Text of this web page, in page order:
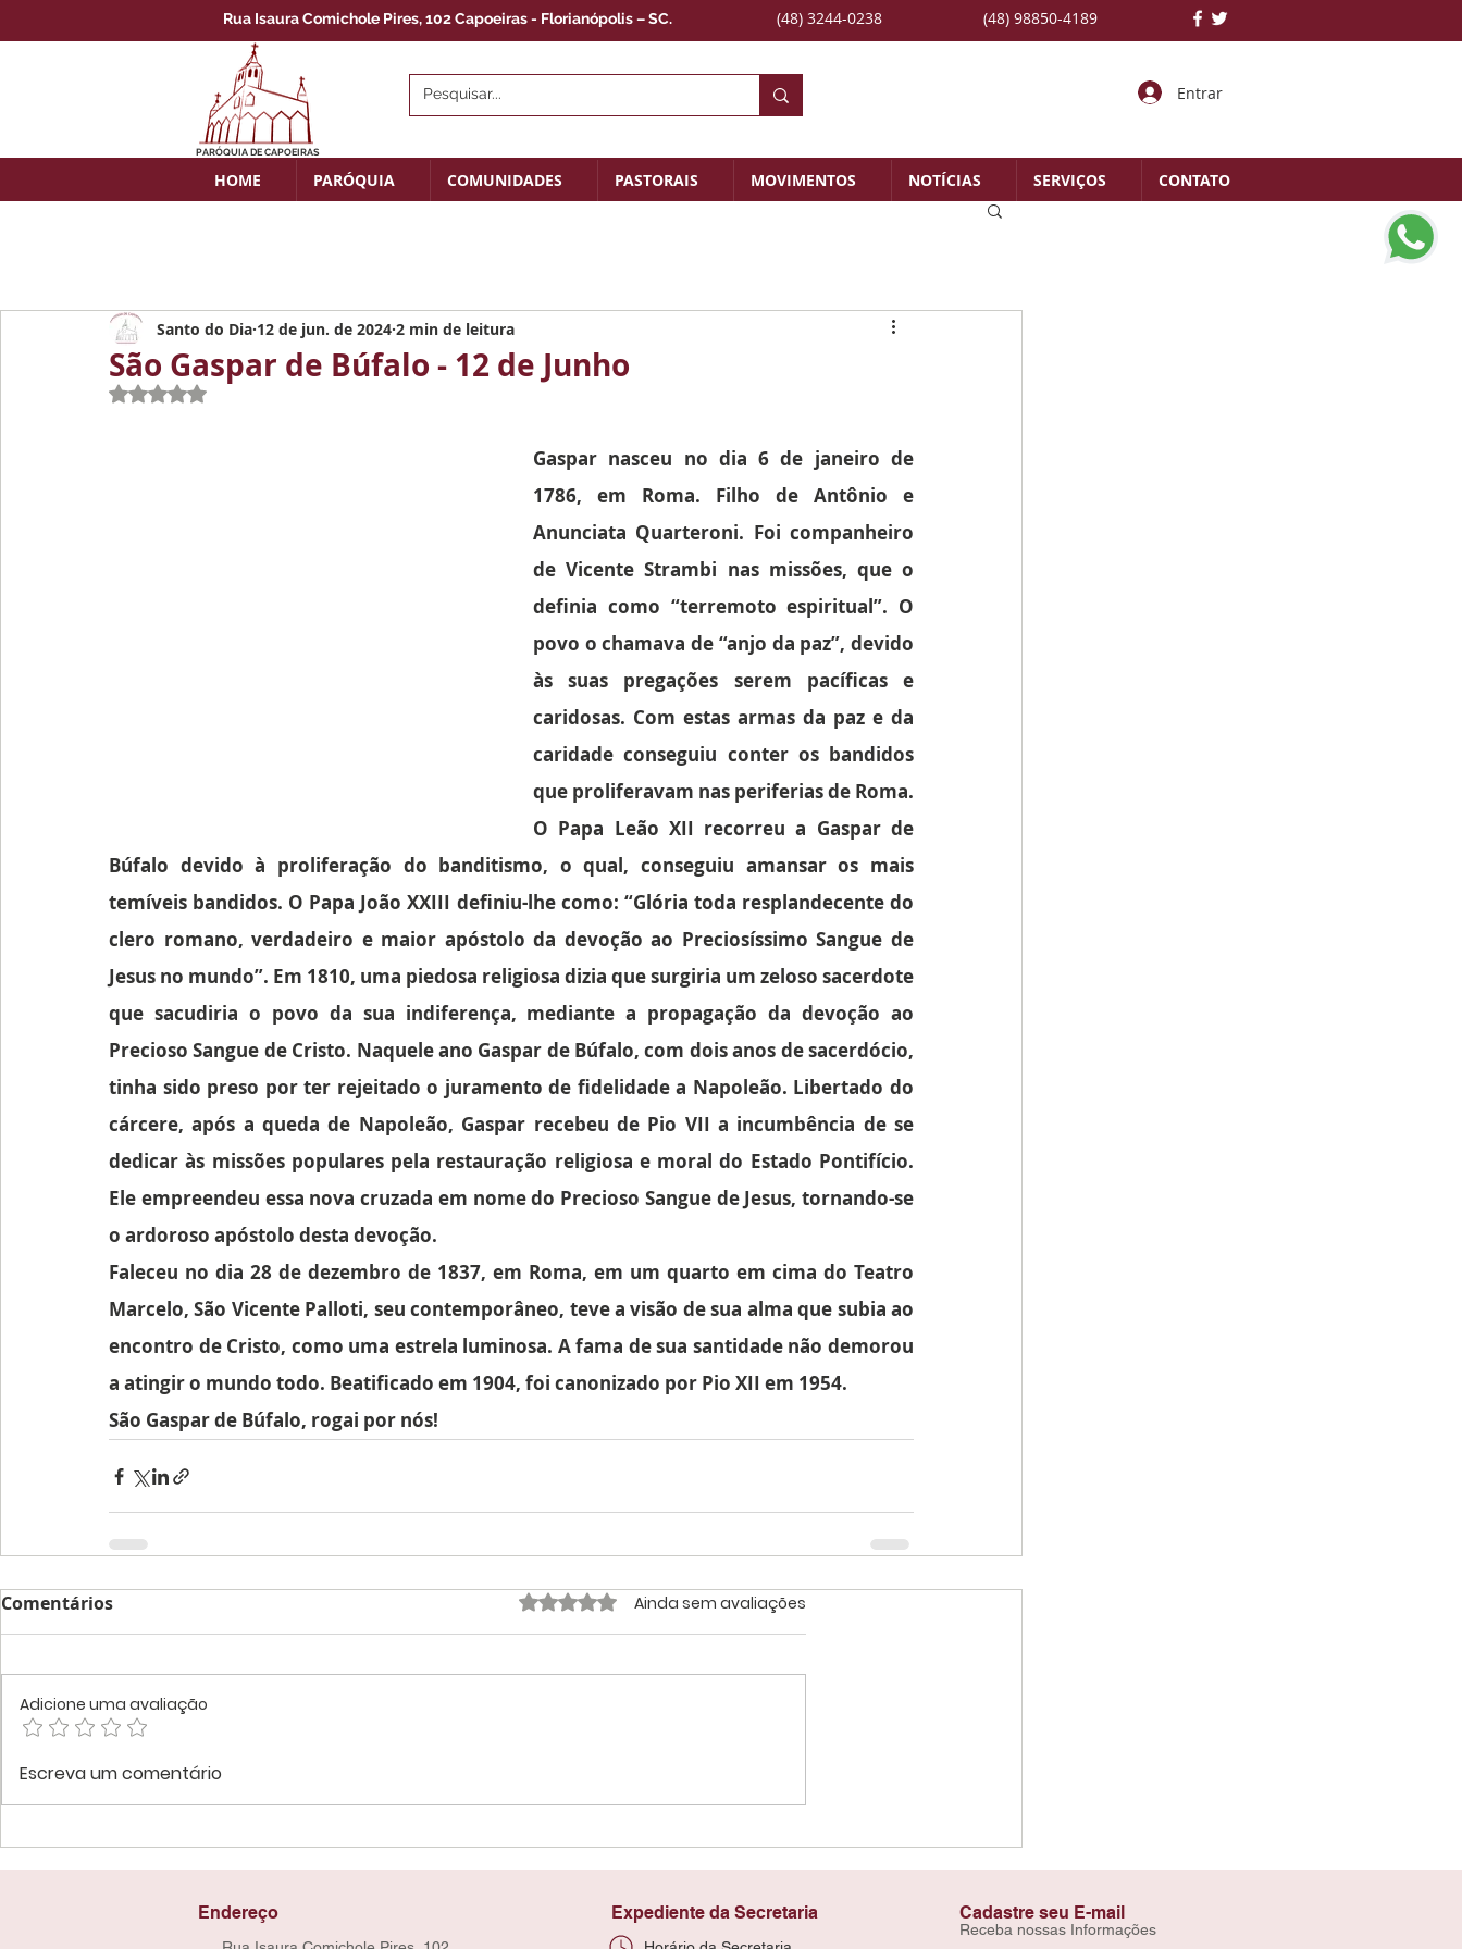
Rua Isaura Comichole Pires, 102 Capoeiras - Florianópolis – SC. (48) 3244-0238 (48) 98850-4189
PARÓQUIA DE CAPOEIRAS
Entrar
HOME PARÓQUIA COMUNIDADES PASTORAIS MOVIMENTOS NOTÍCIAS SERVIÇOS CONTATO
São Gaspar de Búfalo - 12 de Junho
Santo do Dia 12 de jun. de 2024 2 min de leitura
Avaliado com NaN de 5 estrelas.
Gaspar nasceu no dia 6 de janeiro de
1786, em Roma. Filho de Antônio e
Anunciata Quarteroni. Foi companheiro
de Vicente Strambi nas missões, que o
definia como “terremoto espiritual”. O
povo o chamava de “anjo da paz”, devido
às suas pregações serem pacíficas e
caridosas. Com estas armas da paz e da
caridade conseguiu conter os bandidos
que proliferavam nas periferias de Roma.
O Papa Leão XII recorreu a Gaspar de
Búfalo devido à proliferação do banditismo, o qual, conseguiu amansar os mais
temíveis bandidos. O Papa João XXIII definiu-lhe como: “Glória toda resplandecente do
clero romano, verdadeiro e maior apóstolo da devoção ao Preciosíssimo Sangue de
Jesus no mundo”. Em 1810, uma piedosa religiosa dizia que surgiria um zeloso sacerdote
que sacudiria o povo da sua indiferença, mediante a propagação da devoção ao
Precioso Sangue de Cristo. Naquele ano Gaspar de Búfalo, com dois anos de sacerdócio,
tinha sido preso por ter rejeitado o juramento de fidelidade a Napoleão. Libertado do
cárcere, após a queda de Napoleão, Gaspar recebeu de Pio VII a incumbência de se
dedicar às missões populares pela restauração religiosa e moral do Estado Pontifício.
Ele empreendeu essa nova cruzada em nome do Precioso Sangue de Jesus, tornando-se
o ardoroso apóstolo desta devoção.
Faleceu no dia 28 de dezembro de 1837, em Roma, em um quarto em cima do Teatro
Marcelo, São Vicente Palloti, seu contemporâneo, teve a visão de sua alma que subia ao
encontro de Cristo, como uma estrela luminosa. A fama de sua santidade não demorou
a atingir o mundo todo. Beatificado em 1904, foi canonizado por Pio XII em 1954.
São Gaspar de Búfalo, rogai por nós!
Comentários Avaliado com 0 de 5 estrelas.
Ainda sem avaliações
Adicione uma avaliação
Escreva um comentário
Endereço Expediente da Secretaria Cadastre seu E-mail
Receba nossas Informações